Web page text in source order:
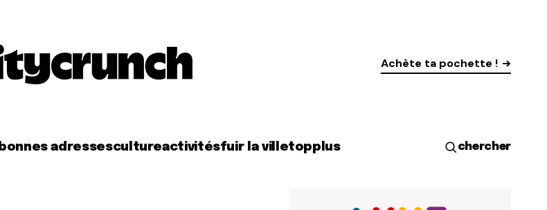
Achète ta pochette !
bonnes adressescultureactivitésfuir la villetopplus chercher